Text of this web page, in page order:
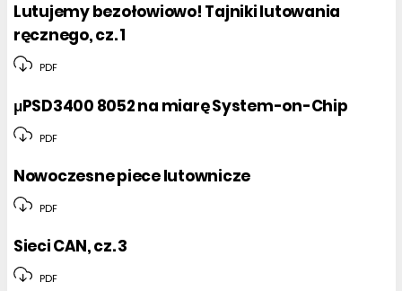
Lutujemy bezołowiowo! Tajniki lutowania
ręcznego, cz. 1
PDF
μPSD3400 8052 na miarę System-on-Chip
PDF
Nowoczesne piece lutownicze
PDF
Sieci CAN, cz. 3
PDF